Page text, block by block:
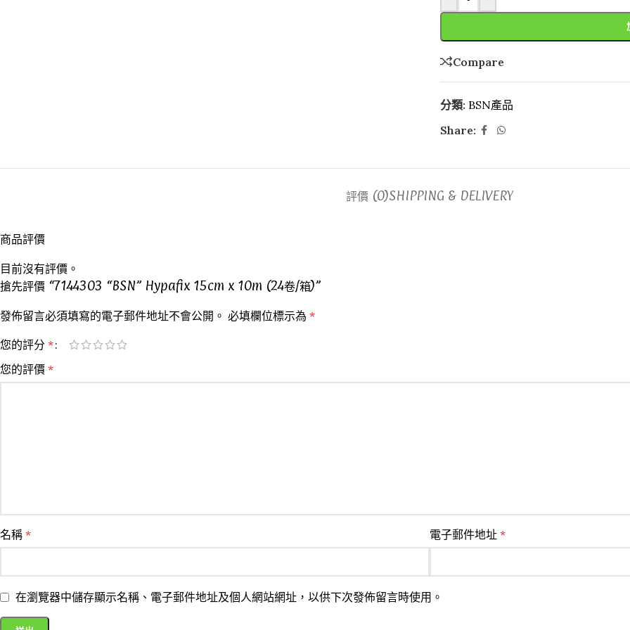
Compare
分類: BSN產品
Share:
評價 (0)SHIPPING & DELIVERY
商品評價
目前沒有評價。
搶先評價 “7144303 “BSN” Hypafix 15cm x 10m (24卷/箱)”
發佈留言必須填寫的電子郵件地址不會公開。 必填欄位標示為 *
您的評分 *
您的評價 *
名稱 * 電子郵件地址 *
在瀏覽器中儲存顯示名稱、電子郵件地址及個人網站網址，以供下次發佈留言時使用。